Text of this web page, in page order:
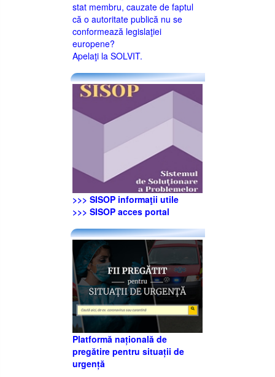
stat membru, cauzate de faptul
că o autoritate publică nu se
conformează legislaţiei
europene?
Apelaţi la SOLVIT.
>>> SISOP informaţii utile
>>> SISOP acces portal
Platformă națională de
pregătire pentru situații de
urgență